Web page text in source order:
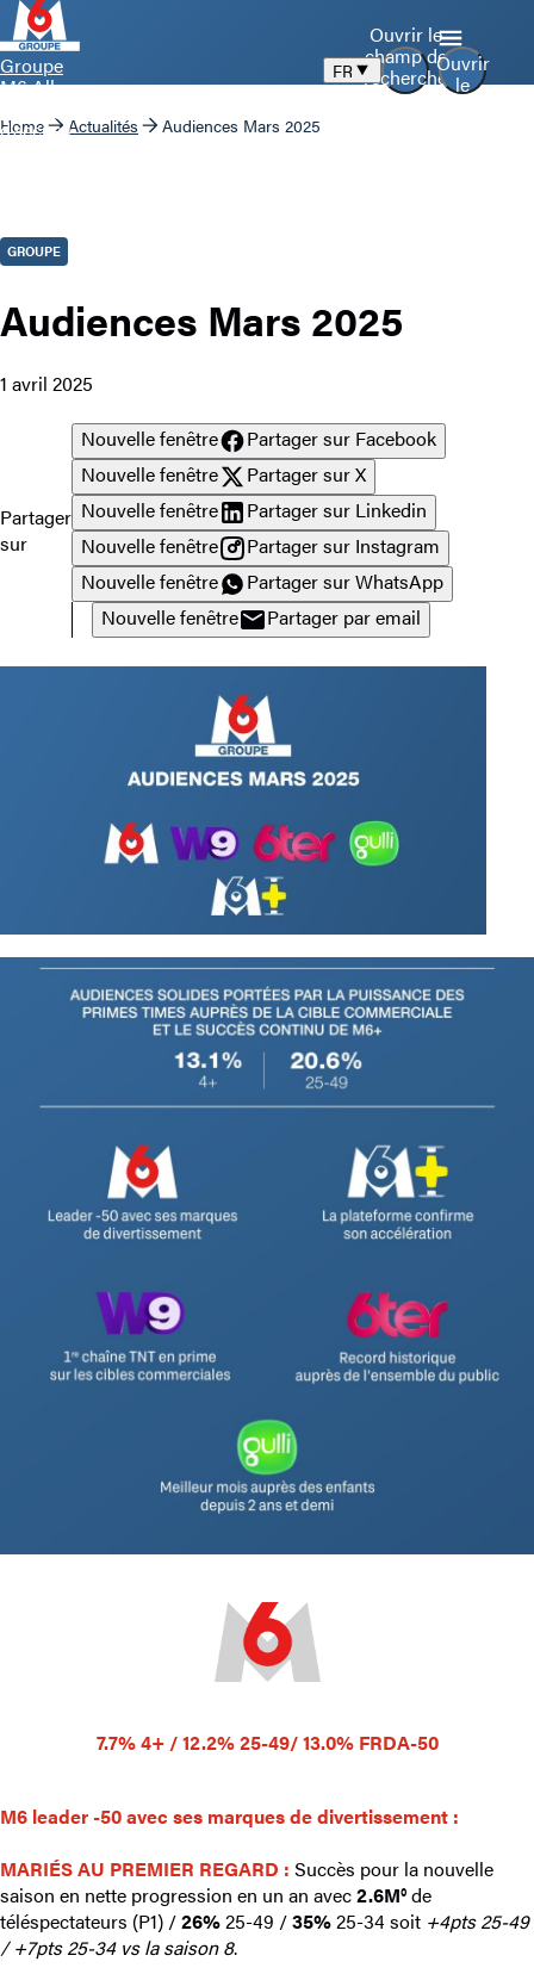
Groupe
M6 Aller
d’accueil
Ouvrir
le
FR
Ouvrir le
champ de
recherche
Home Actualités Audiences Mars 2025
GROUPE
Audiences Mars 2025
1 avril 2025
Partager
sur
Nouvelle fenêtre
Partager sur Facebook
Nouvelle fenêtre
Partager sur X
Nouvelle fenêtre
Partager sur Linkedin
Nouvelle fenêtre
Partager sur Instagram
Nouvelle fenêtre
Partager sur WhatsApp
Nouvelle fenêtre
Partager par email
7.7% 4+ / 12.2% 25-49/ 13.0% FRDA-50
M6 leader -50 avec ses marques de divertissement :
MARIÉS AU PREMIER REGARD : Succès pour la nouvelle
saison en nette progression en un an avec2.6M°de
téléspectateurs (P1) /26%25-49 /35%25-34 soit +4pts 25-49
/ +7pts 25-34 vs la saison 8.